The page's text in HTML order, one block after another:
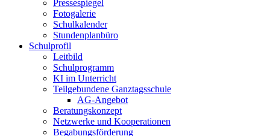
Pressespiegel
Fotogalerie
Schulkalender
Stundenplanbüro
Schulprofil
Leitbild
Schulprogramm
KI im Unterricht
Teilgebundene Ganztagsschule
AG-Angebot
Beratungskonzept
Netzwerke und Kooperationen
Begabungsförderung